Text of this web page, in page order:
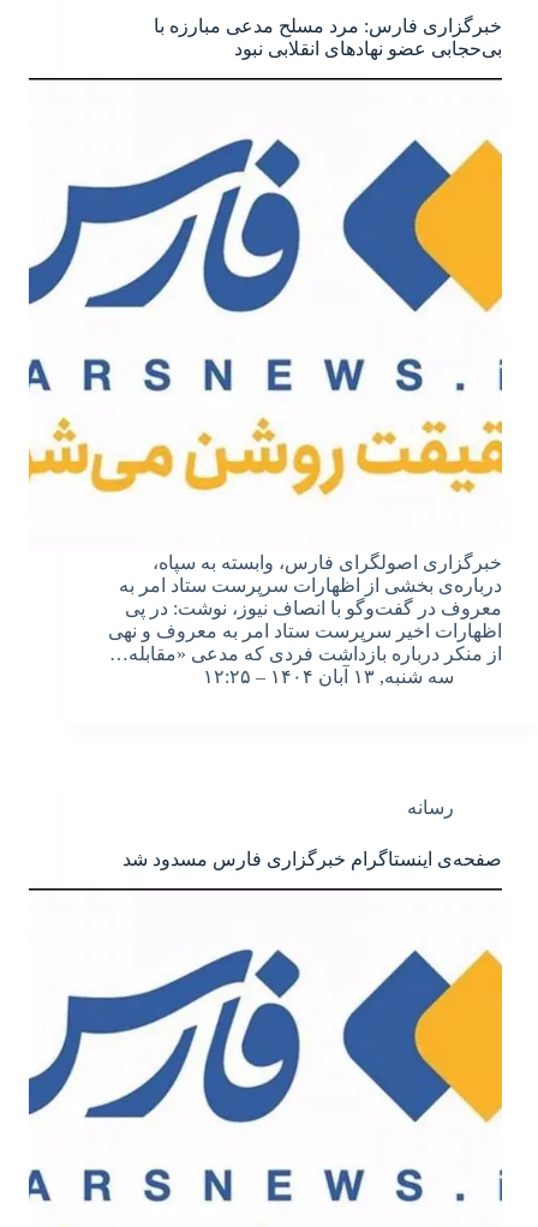
خبرگزاری فارس: مرد مسلح مدعی مبارزه با
بی‌حجابی عضو نهادهای انقلابی نبود
خبرگزاری اصولگرای فارس، وابسته به سپاه،
درباره‌ی بخشی از اظهارات سرپرست ستاد امر به
معروف در گفت‌وگو با انصاف نیوز، نوشت: در پی
اظهارات اخیر سرپرست ستاد امر به معروف و نهی
از منکر درباره بازداشت فردی که مدعی «مقابله…
سه شنبه, ۱۳ آبان ۱۴۰۴ – ۱۲:۲۵
رسانه
صفحه‌ی اینستاگرام خبرگزاری فارس مسدود شد